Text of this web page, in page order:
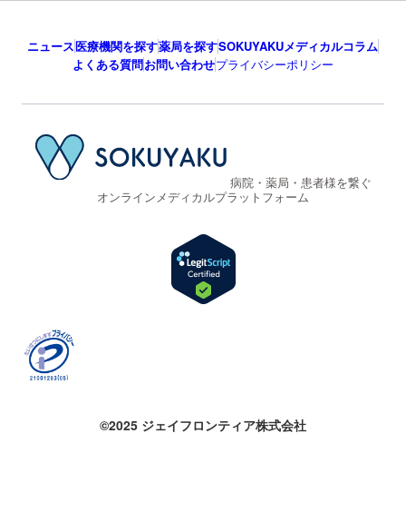
ニュース医療機関を探す薬局を探すSOKUYAKUメディカルコラム
よくある質問お問い合わせプライバシーポリシー
病院・薬局・患者様を繋ぐ
オンラインメディカルプラットフォーム
©2025 ジェイフロンティア株式会社